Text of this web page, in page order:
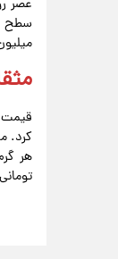
مثقال
قیمت